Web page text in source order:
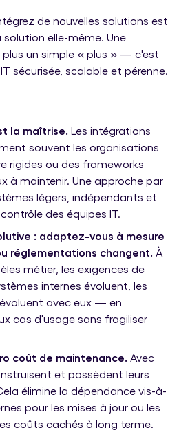
de nouvelles solutions est
elle-même. Une
un simple « plus » — c'est
sécurisée, scalable et pérenne.
la maîtrise. Les intégrations
souvent les organisations
rigides ou des frameworks
à maintenir. Une approche par
légers, indépendants et
des équipes IT.
: adaptez-vous à mesure
réglementations changent. À
métier, les exigences de
internes évoluent, les
avec eux — en
cas d'usage sans fragiliser
coût de maintenance. Avec
et possèdent leurs
élimine la dépendance vis-à-
pour les mises à jour ou les
coûts cachés à long terme.